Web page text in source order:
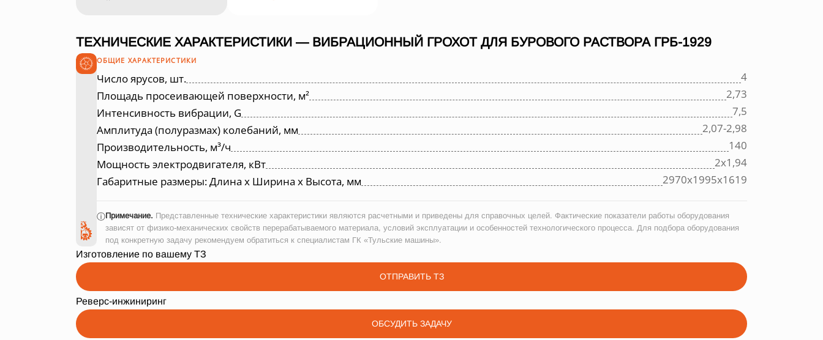
ТЕХНИЧЕСКИЕ ХАРАКТЕРИСТИКИ — ВИБРАЦИОННЫЙ ГРОХОТ ДЛЯ БУРОВОГО РАСТВОРА ГРБ-1929
ОБЩИЕ ХАРАКТЕРИСТИКИ
Число ярусов, шт.
4
Площадь просеивающей поверхности, м²
2,73
Интенсивность вибрации, G
7,5
Амплитуда (полуразмах) колебаний, мм
2,07-2,98
Производительность, м³/ч
140
Мощность электродвигателя, кВт
2х1,94
Габаритные размеры: Длина х Ширина х Высота, мм
2970х1995х1619
ⓘПримечание. Представленные технические характеристики являются расчетными и приведены для справочных целей. Фактические показатели работы оборудования
зависят от физико-механических свойств перерабатываемого материала, условий эксплуатации и особенностей технологического процесса. Для подбора оборудования
под конкретную задачу рекомендуем обратиться к специалистам ГК «Тульские машины».
Изготовление по вашему ТЗ
ОТПРАВИТЬ ТЗ
Реверс-инжиниринг
ОБСУДИТЬ ЗАДАЧУ